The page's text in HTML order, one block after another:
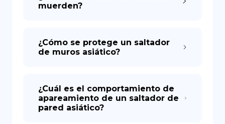
muerden?
¿Cómo se protege un saltador
de muros asiático?
¿Cuál es el comportamiento de
apareamiento de un saltador de
pared asiático?